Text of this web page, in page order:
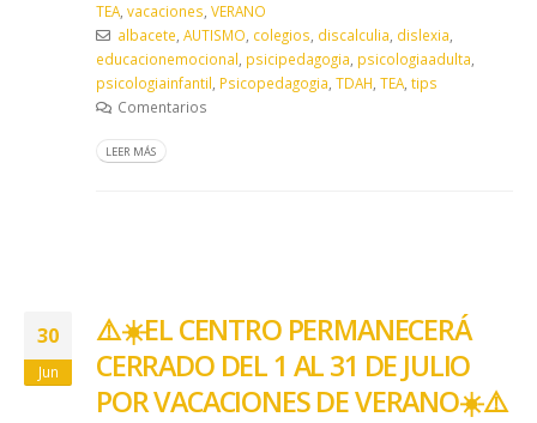
TEA, vacaciones, VERANO
albacete, AUTISMO, colegios, discalculia, dislexia,
educacionemocional, psicipedagogia, psicologiaadulta,
psicologiainfantil, Psicopedagogia, TDAH, TEA, tips
Comentarios
LEER MÁS
30
Jun
⚠️☀️ EL CENTRO PERMANECERÁ
CERRADO DEL 1 AL 31 DE JULIO
POR VACACIONES DE VERANO☀️ ⚠️